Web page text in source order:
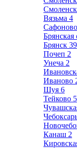
Смоленск
Вязьма 4
Сафоново
Брянская
Брянск 39
Почеп 2
Унеча 2
Иваново
Шуя 6
Тейково 5
Канаш 2